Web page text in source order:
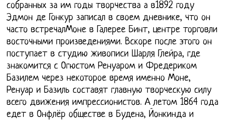
собранных за им годы творчества а в1892 году
Эдмон де Гонкур записал в своем дневнике, что он
часто встречалМоне в Галерее Бинт, центре торговли
восточными произведениями. Вскоре после этого он
поступает в студию живописи Шарля Глейра, где
знакомится с Огюстом Ренуаром и Фредериком
Базилем через некоторое время именно Моне,
Ренуар и Базиль составят главную творческую силу
всего движения импрессионистов. А летом 1864 года
едет в Онфлёр обществе в Будена, Йонкинда и